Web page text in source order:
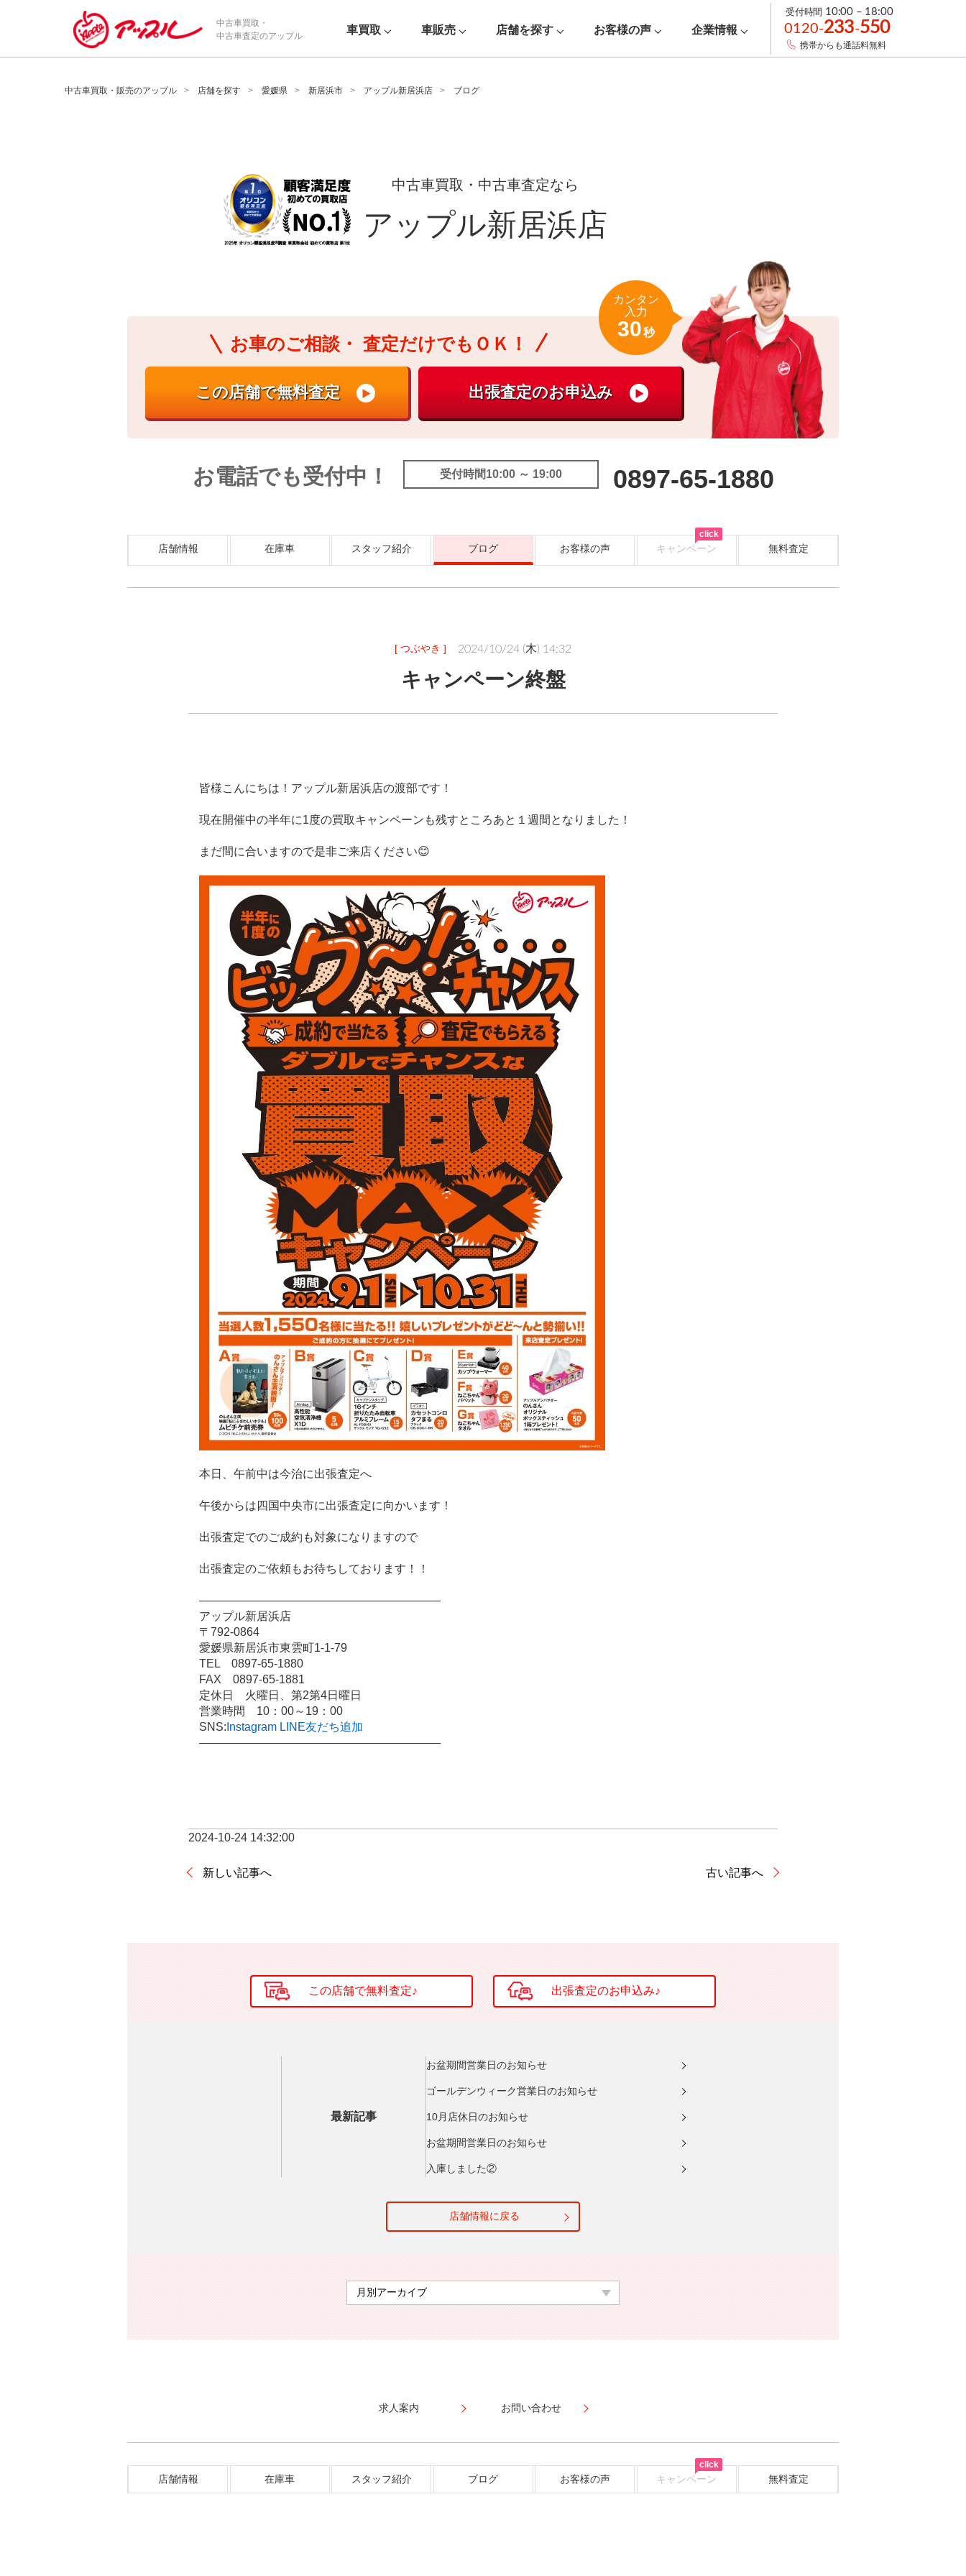
/*ABテスト_新規査定フォームの為のCVボタン*/
中古車買取・
中古車査定のアップル
車買取 車販売 店舗を探す お客様の声 企業情報
受付時間 10:00 – 18:00
0120-233-550
携帯からも通話料無料
中古車買取・販売のアップル 店舗を探す 愛媛県 新居浜市 アップル新居浜店 ブログ
中古車買取・中古車査定なら
アップル新居浜店
お車のご相談・ 査定だけでもＯＫ！
カンタン
入力
30秒
お電話でも受付中！ 受付時間10:00 ～ 19:00 0897-65-1880
店舗情報 在庫車 スタッフ紹介 ブログ お客様の声 キャンペーン 無料査定
click
[ つぶやき ] 2024/10/24 (木) 14:32
キャンペーン終盤
皆様こんにちは！アップル新居浜店の渡部です！
現在開催中の半年に1度の買取キャンペーンも残すところあと１週間となりました！
まだ間に合いますので是非ご来店ください😊
本日、午前中は今治に出張査定へ
午後からは四国中央市に出張査定に向かいます！
出張査定でのご成約も対象になりますので
出張査定のご依頼もお待ちしております！！
―――――――――――――――――――――
アップル新居浜店
〒792-0864
愛媛県新居浜市東雲町1-1-79
TEL　0897-65-1880
FAX　0897-65-1881
定休日　火曜日、第2第4日曜日
営業時間　10：00～19：00
SNS: Instagram LINE友だち追加
―――――――――――――――――――――
2024-10-24 14:32:00
新しい記事へ 古い記事へ
最新記事
お盆期間営業日のお知らせ
ゴールデンウィーク営業日のお知らせ
10月店休日のお知らせ
お盆期間営業日のお知らせ
入庫しました②
店舗情報に戻る
求人案内 お問い合わせ
店舗情報 在庫車 スタッフ紹介 ブログ お客様の声 キャンペーン 無料査定
click